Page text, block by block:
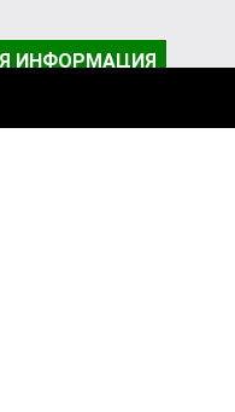
ИНФОРМАЦИЯ